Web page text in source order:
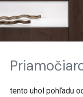
tento uhol pohľadu